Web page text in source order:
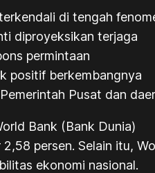
di tengah
diproyeksikan terjaga
permintaan
positif berkembangnya
Pusat dan
Bank (Bank Dunia)
persen. Selain itu,
ekonomi nasional.